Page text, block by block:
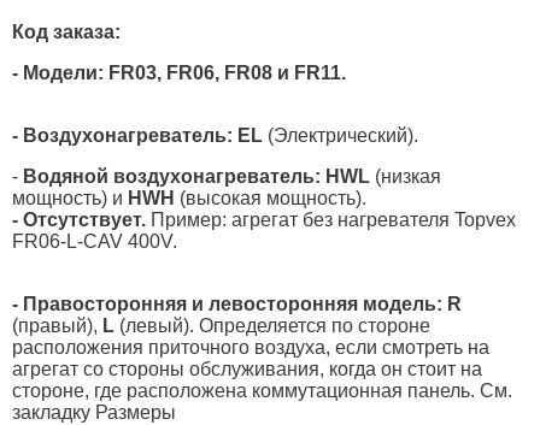
Код заказа:
- Модели: FR03, FR06, FR08 и FR11.
- Воздухонагреватель: EL (Электрический).
- Водяной воздухонагреватель: HWL (низкая
мощность) и HWH (высокая мощность).
- Отсутствует. Пример: агрегат без нагревателя Topvex
FR06-L-CAV 400V.
- Правосторонняя и левосторонняя модель: R
(правый), L (левый). Определяется по стороне
расположения приточного воздуха, если смотреть на
агрегат со стороны обслуживания, когда он стоит на
стороне, где расположена коммутационная панель. См.
закладку Размеры